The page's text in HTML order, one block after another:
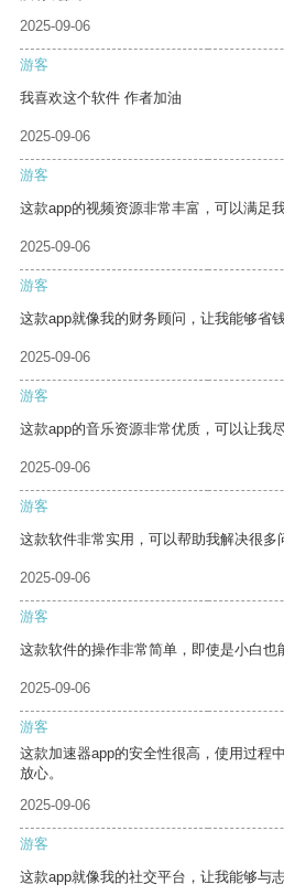
2025-09-06
游客
我喜欢这个软件 作者加油
2025-09-06
游客
这款app的视频资源非常丰富，可以满足
2025-09-06
游客
这款app就像我的财务顾问，让我能够省钱
2025-09-06
游客
这款app的音乐资源非常优质，可以让我
2025-09-06
游客
这款软件非常实用，可以帮助我解决很多
2025-09-06
游客
这款软件的操作非常简单，即使是小白也
2025-09-06
游客
这款加速器app的安全性很高，使用过程
放心。
2025-09-06
游客
这款app就像我的社交平台，让我能够与